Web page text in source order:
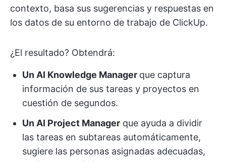
contexto, basa sus sugerencias y respuestas en
los datos de su entorno de trabajo de ClickUp.
¿El resultado? Obtendrá:
Un AI Knowledge Manager que captura
información de sus tareas y proyectos en
cuestión de segundos.
Un AI Project Manager que ayuda a dividir
las tareas en subtareas automáticamente,
sugiere las personas asignadas adecuadas,